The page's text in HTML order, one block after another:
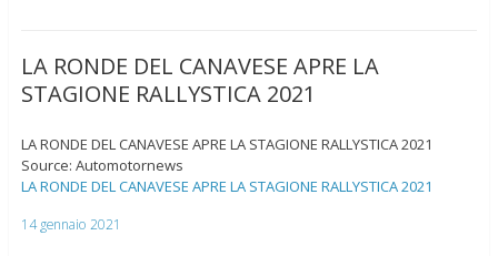
LA RONDE DEL CANAVESE APRE LA
STAGIONE RALLYSTICA 2021
LA RONDE DEL CANAVESE APRE LA STAGIONE RALLYSTICA 2021
Source: Automotornews
LA RONDE DEL CANAVESE APRE LA STAGIONE RALLYSTICA 2021
14 gennaio 2021